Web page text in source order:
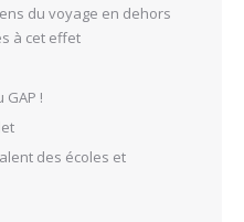
du voyage en dehors
à cet effet
GAP !
des écoles et